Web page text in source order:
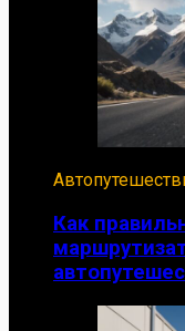
Как